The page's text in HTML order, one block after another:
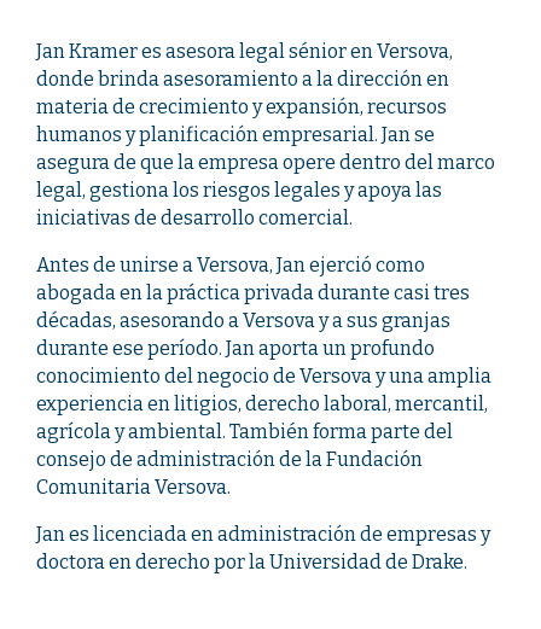
Jan Kramer es asesora legal sénior en Versova,
donde brinda asesoramiento a la dirección en
materia de crecimiento y expansión, recursos
humanos y planificación empresarial. Jan se
asegura de que la empresa opere dentro del marco
legal, gestiona los riesgos legales y apoya las
iniciativas de desarrollo comercial.
Antes de unirse a Versova, Jan ejerció como
abogada en la práctica privada durante casi tres
décadas, asesorando a Versova y a sus granjas
durante ese período. Jan aporta un profundo
conocimiento del negocio de Versova y una amplia
experiencia en litigios, derecho laboral, mercantil,
agrícola y ambiental. También forma parte del
consejo de administración de la Fundación
Comunitaria Versova.
Jan es licenciada en administración de empresas y
doctora en derecho por la Universidad de Drake.